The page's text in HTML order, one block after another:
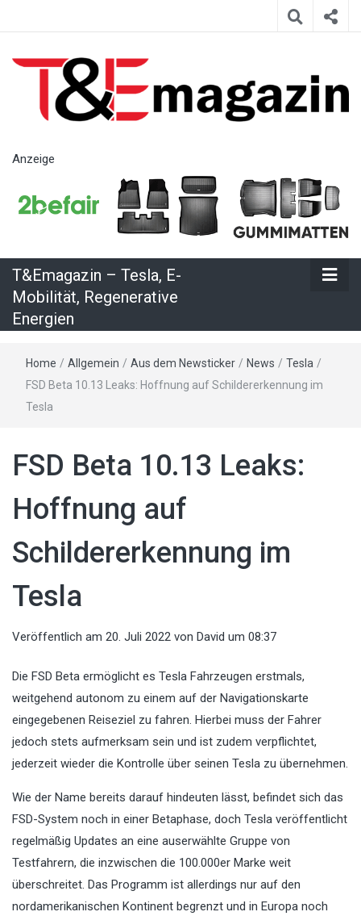
– Tesla, E-
Mobilität,
Regenerative
Energien
Anzeige
T&Emagazin – Tesla, E-
Mobilität, Regenerative
Energien
Home / Allgemein / Aus dem Newsticker / News / Tesla /
FSD Beta 10.13 Leaks: Hoffnung auf Schildererkennung im
Tesla
FSD Beta 10.13 Leaks:
Hoffnung auf
Schildererkennung im
Tesla
Veröffentlich am 20. Juli 2022 von David um 08:37
Die FSD Beta ermöglicht es Tesla Fahrzeugen erstmals,
weitgehend autonom zu einem auf der Navigationskarte
eingegebenen Reiseziel zu fahren. Hierbei muss der Fahrer
jedoch stets aufmerksam sein und ist zudem verpflichtet,
jederzeit wieder die Kontrolle über seinen Tesla zu übernehmen.
Wie der Name bereits darauf hindeuten lässt, befindet sich das
FSD-System noch in einer Betaphase, doch Tesla veröffentlicht
regelmäßig Updates an eine auserwählte Gruppe von
Testfahrern, die inzwischen die 100.000er Marke weit
überschreitet. Das Programm ist allerdings nur auf den
nordamerikanischen Kontinent begrenzt und in Europa noch